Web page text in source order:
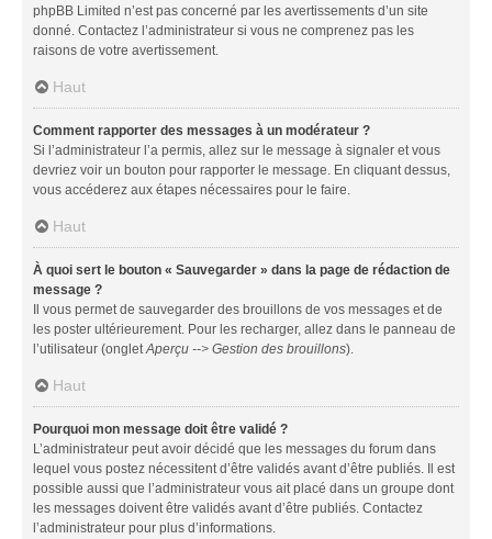
phpBB Limited n’est pas concerné par les avertissements d’un site
donné. Contactez l’administrateur si vous ne comprenez pas les
raisons de votre avertissement.
Haut
Comment rapporter des messages à un modérateur ?
Si l’administrateur l’a permis, allez sur le message à signaler et vous
devriez voir un bouton pour rapporter le message. En cliquant dessus,
vous accéderez aux étapes nécessaires pour le faire.
Haut
À quoi sert le bouton « Sauvegarder » dans la page de rédaction de
message ?
Il vous permet de sauvegarder des brouillons de vos messages et de
les poster ultérieurement. Pour les recharger, allez dans le panneau de
l’utilisateur (ongletAperçu --> Gestion des brouillons).
Haut
Pourquoi mon message doit être validé ?
L’administrateur peut avoir décidé que les messages du forum dans
lequel vous postez nécessitent d’être validés avant d’être publiés. Il est
possible aussi que l’administrateur vous ait placé dans un groupe dont
les messages doivent être validés avant d’être publiés. Contactez
l’administrateur pour plus d’informations.